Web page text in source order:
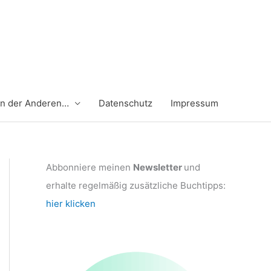
der Anderen… Datenschutz Impressum
Abbonniere meinen Newsletter und
erhalte regelmäßig zusätzliche Buchtipps:
hier klicken